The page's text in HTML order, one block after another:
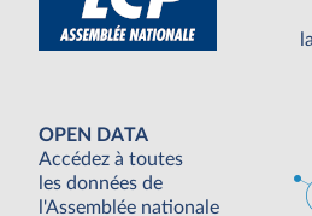
OPEN DATA
Accédez à toutes
les données de
l'Assemblée nationale